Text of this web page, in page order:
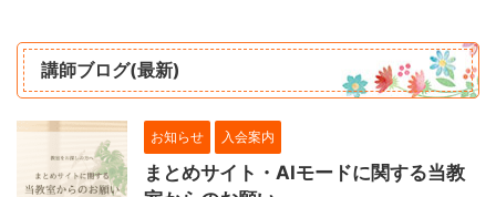
講師ブログ(最新)
お知らせ 入会案内
まとめサイト・AIモードに関する当教